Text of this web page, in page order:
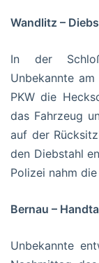
Wandlitz –
In der
Unbekannte
PKW die
das Fahrzeug
auf der
den Diebstahl
Polizei nahm
Bernau –
Unbekannte